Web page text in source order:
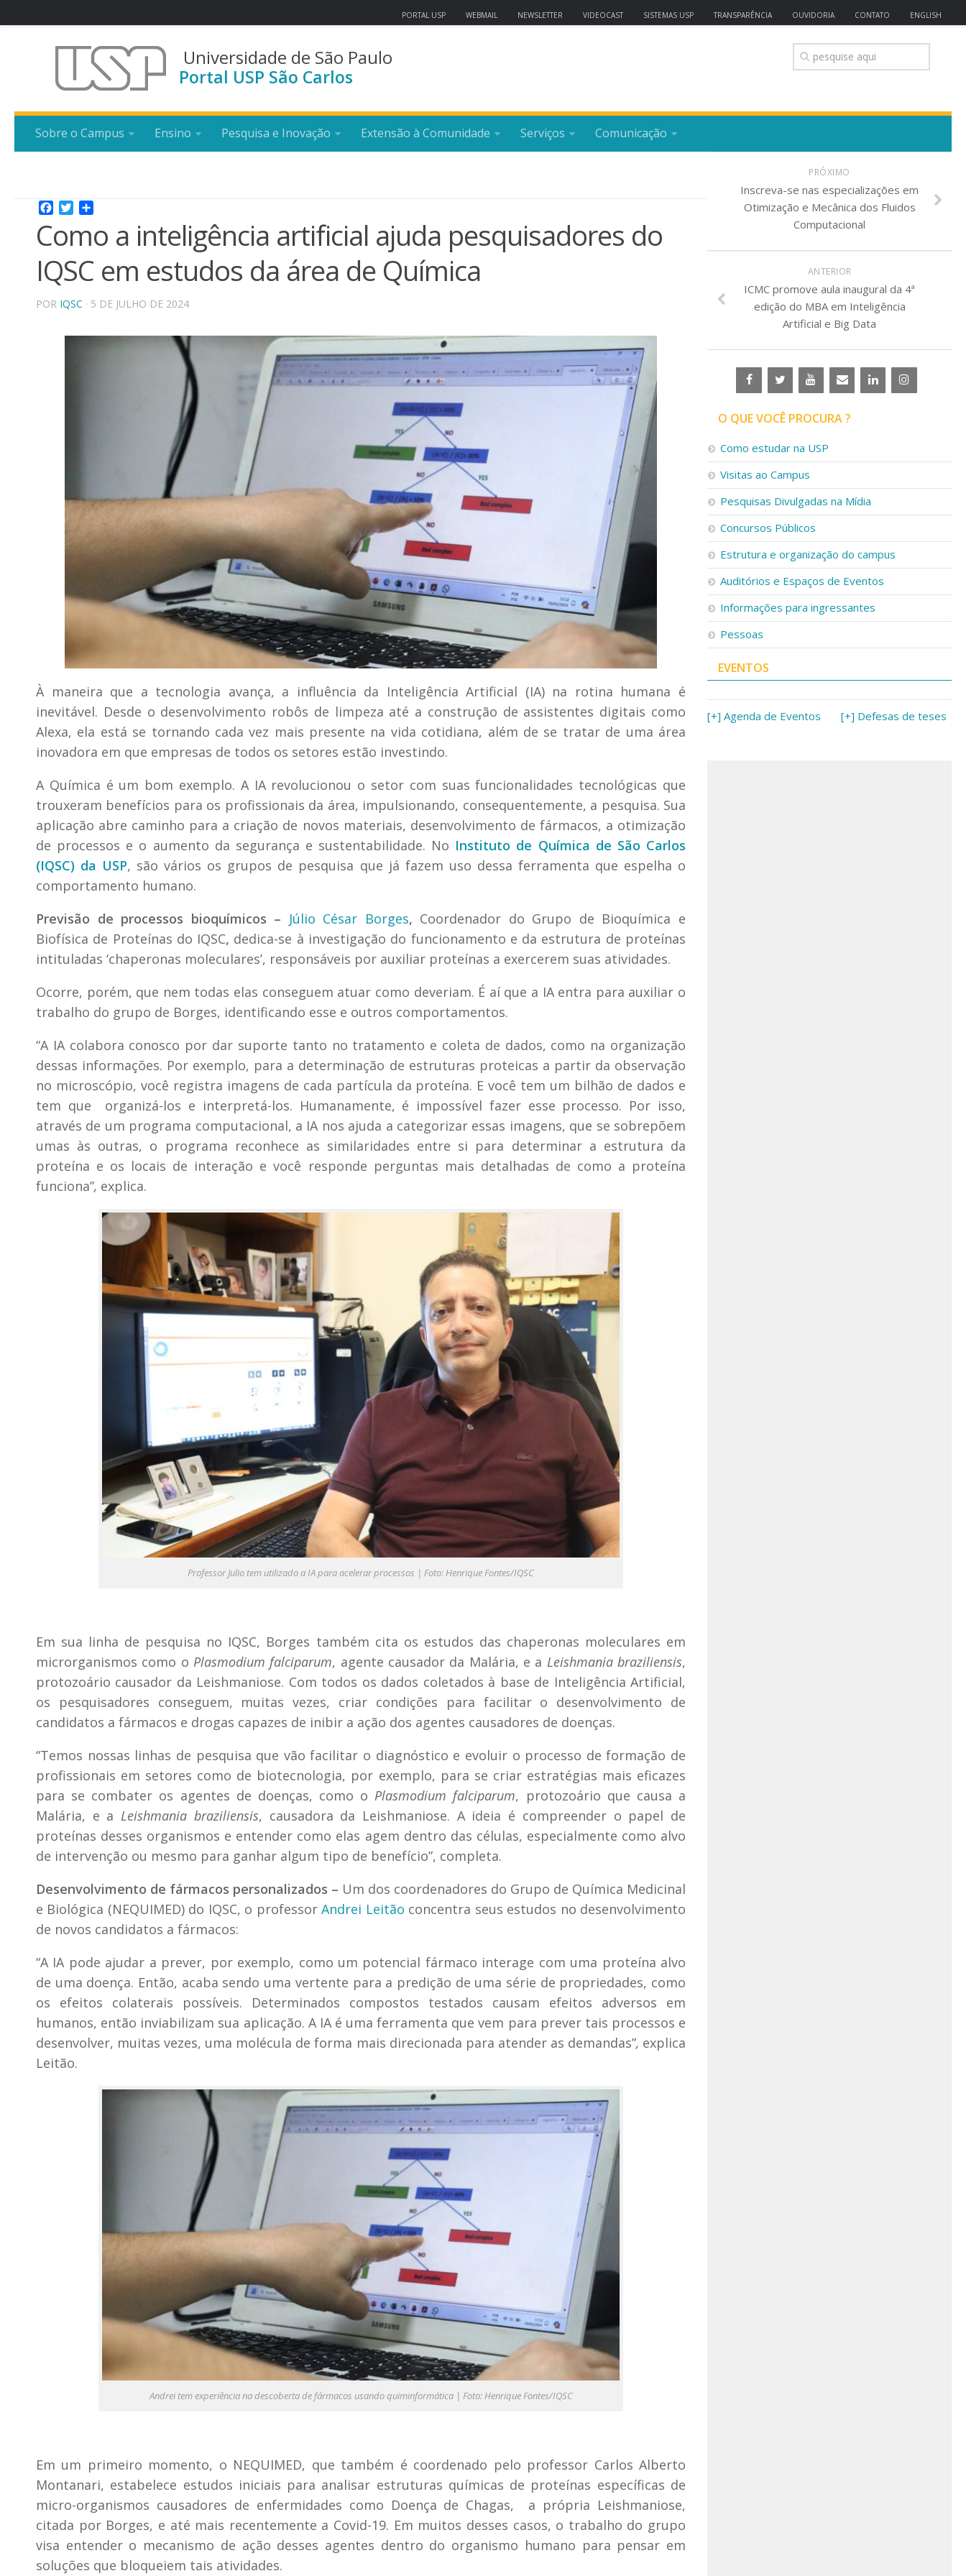
PORTAL USP WEBMAIL NEWSLETTER VIDEOCAST SISTEMAS USP TRANSPARÊNCIA OUVIDORIA CONTATO ENGLISH
Universidade de São Paulo
Portal USP São Carlos
Sobre o Campus Ensino Pesquisa e Inovação Extensão à Comunidade Serviços Comunicação
Facebook
Twitter
Como a inteligência artificial ajuda pesquisadores do
IQSC em estudos da área de Química
POR IQSC · 5 DE JULHO DE 2024
À maneira que a tecnologia avança, a influência da Inteligência Artificial (IA) na rotina humana é
inevitável. Desde o desenvolvimento robôs de limpeza até a construção de assistentes digitais como
Alexa, ela está se tornando cada vez mais presente na vida cotidiana, além de se tratar de uma área
inovadora em que empresas de todos os setores estão investindo.
A Química é um bom exemplo. A IA revolucionou o setor com suas funcionalidades tecnológicas que
trouxeram benefícios para os profissionais da área, impulsionando, consequentemente, a pesquisa. Sua
aplicação abre caminho para a criação de novos materiais, desenvolvimento de fármacos, a otimização
de processos e o aumento da segurança e sustentabilidade. No Instituto de Química de São Carlos
(IQSC) da USP, são vários os grupos de pesquisa que já fazem uso dessa ferramenta que espelha o
comportamento humano.
Previsão de processos bioquímicos – Júlio César Borges, Coordenador do Grupo de Bioquímica e
Biofísica de Proteínas do IQSC, dedica-se à investigação do funcionamento e da estrutura de proteínas
intituladas ‘chaperonas moleculares’, responsáveis por auxiliar proteínas a exercerem suas atividades.
Ocorre, porém, que nem todas elas conseguem atuar como deveriam. É aí que a IA entra para auxiliar o
trabalho do grupo de Borges, identificando esse e outros comportamentos.
“A IA colabora conosco por dar suporte tanto no tratamento e coleta de dados, como na organização
dessas informações. Por exemplo, para a determinação de estruturas proteicas a partir da observação
no microscópio, você registra imagens de cada partícula da proteína. E você tem um bilhão de dados e
tem que organizá-los e interpretá-los. Humanamente, é impossível fazer esse processo. Por isso,
através de um programa computacional, a IA nos ajuda a categorizar essas imagens, que se sobrepõem
umas às outras, o programa reconhece as similaridades entre si para determinar a estrutura da
proteína e os locais de interação e você responde perguntas mais detalhadas de como a proteína
funciona”, explica.
Professor Julio tem utilizado a IA para acelerar processos | Foto: Henrique Fontes/IQSC
Em sua linha de pesquisa no IQSC, Borges também cita os estudos das chaperonas moleculares em
microrganismos como o Plasmodium falciparum, agente causador da Malária, e a Leishmania braziliensis,
protozoário causador da Leishmaniose. Com todos os dados coletados à base de Inteligência Artificial,
os pesquisadores conseguem, muitas vezes, criar condições para facilitar o desenvolvimento de
candidatos a fármacos e drogas capazes de inibir a ação dos agentes causadores de doenças.
“Temos nossas linhas de pesquisa que vão facilitar o diagnóstico e evoluir o processo de formação de
profissionais em setores como de biotecnologia, por exemplo, para se criar estratégias mais eficazes
para se combater os agentes de doenças, como o Plasmodium falciparum, protozoário que causa a
Malária, e a Leishmania braziliensis, causadora da Leishmaniose. A ideia é compreender o papel de
proteínas desses organismos e entender como elas agem dentro das células, especialmente como alvo
de intervenção ou mesmo para ganhar algum tipo de benefício”, completa.
Desenvolvimento de fármacos personalizados – Um dos coordenadores do Grupo de Química Medicinal
e Biológica (NEQUIMED) do IQSC, o professorAndrei Leitão concentra seus estudos no desenvolvimento
de novos candidatos a fármacos:
“A IA pode ajudar a prever, por exemplo, como um potencial fármaco interage com uma proteína alvo
de uma doença. Então, acaba sendo uma vertente para a predição de uma série de propriedades, como
os efeitos colaterais possíveis. Determinados compostos testados causam efeitos adversos em
humanos, então inviabilizam sua aplicação. A IA é uma ferramenta que vem para prever tais processos e
desenvolver, muitas vezes, uma molécula de forma mais direcionada para atender as demandas”, explica
Leitão.
Andrei tem experiência na descoberta de fármacos usando quiminformática | Foto: Henrique Fontes/IQSC
Em um primeiro momento, o NEQUIMED, que também é coordenado pelo professor Carlos Alberto
Montanari, estabelece estudos iniciais para analisar estruturas químicas de proteínas específicas de
micro-organismos causadores de enfermidades como Doença de Chagas, a própria Leishmaniose,
citada por Borges, e até mais recentemente a Covid-19. Em muitos desses casos, o trabalho do grupo
visa entender o mecanismo de ação desses agentes dentro do organismo humano para pensar em
soluções que bloqueiem tais atividades.
PRÓXIMO
Inscreva-se nas especializações em
Otimização e Mecânica dos Fluidos
Computacional
ANTERIOR
ICMC promove aula inaugural da 4ª
edição do MBA em Inteligência
Artificial e Big Data
O QUE VOCÊ PROCURA ?
Como estudar na USP
Visitas ao Campus
Pesquisas Divulgadas na Mídia
Concursos Públicos
Estrutura e organização do campus
Auditórios e Espaços de Eventos
Informações para ingressantes
Pessoas
EVENTOS
[+] Agenda de Eventos [+] Defesas de teses